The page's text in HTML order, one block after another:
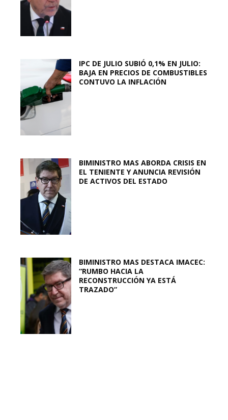
IPC DE JULIO SUBIÓ 0,1% EN JULIO:
BAJA EN PRECIOS DE COMBUSTIBLES
CONTUVO LA INFLACIÓN
BIMINISTRO MAS ABORDA CRISIS EN
EL TENIENTE Y ANUNCIA REVISIÓN
DE ACTIVOS DEL ESTADO
BIMINISTRO MAS DESTACA IMACEC:
“RUMBO HACIA LA
RECONSTRUCCIÓN YA ESTÁ
TRAZADO”